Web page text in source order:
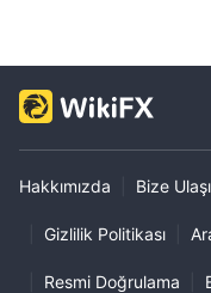
Hakkımızda Bize
Gizlilik Politikası
Resmi Doğrulama